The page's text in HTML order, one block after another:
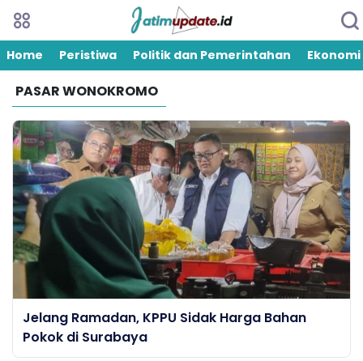
Home Peristiwa Politik dan Pemerintahan Ekonomi
PASAR WONOKROMO
Jelang Ramadan, KPPU Sidak Harga Bahan
Pokok di Surabaya